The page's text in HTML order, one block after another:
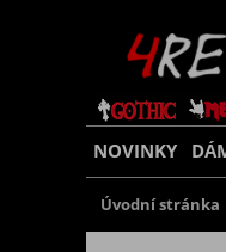
NOVINKY
Úvodní stránka